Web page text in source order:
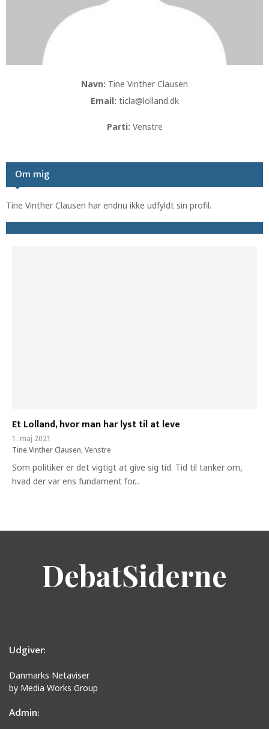
Om mig
Tine Vinther Clausen har endnu ikke udfyldt sin profil.
Et Lolland, hvor man har lyst til at leve
1. maj 2021
Tine Vinther Clausen,Venstre
Som politiker er det vigtigt at give sig tid. Tid til tanker om,
hvad der var ens fundament for...
Navn: Tine Vinther Clausen
Email: ticla@lolland.dk
Parti: Venstre
DebatSiderne
Udgiver:
Danmarks Netaviser
by Media Works Group
Admin: